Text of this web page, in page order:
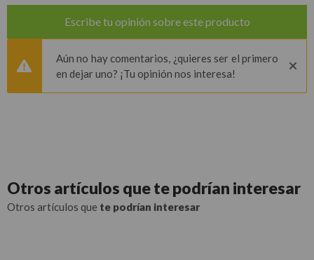
Escribe tu opinión sobre este producto
Aún no hay comentarios, ¿quieres ser el primero
en dejar uno? ¡Tu opinión nos interesa!
Otros artículos quete podrían interesar
Otros artículos que te podrían interesar